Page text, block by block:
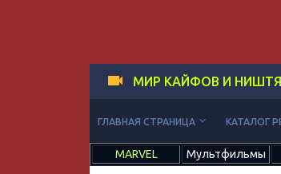
МИР КАЙФОВ И
ГЛАВНАЯ СТРАНИЦА keyboard_arrow_down КАТАЛОГ
MARVEL Мультфильмы